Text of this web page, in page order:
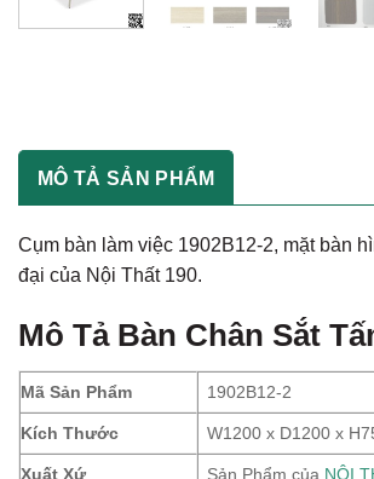
MÔ TẢ SẢN PHẨM
Cụm bàn làm việc 1902B12-2, mặt bàn
đại của Nội Thất 190.
Mô Tả Bàn Chân Sắt
Mã Sản Phẩm 1902B12-2
Kích Thước W1200 x D1200 x
Xuất Xứ Sản Phẩm của NỘI